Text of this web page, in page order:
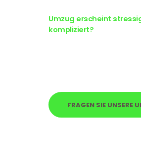
Umzug erscheint
kompliziert?
FRAGEN SIE UNSERE